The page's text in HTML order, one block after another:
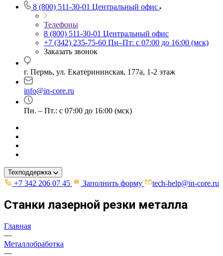
8 (800) 511-30-01 Центральный офис
Телефоны
8 (800) 511-30-01 Центральный офис
+7 (342) 235-75-60 Пн–Пт: с 07:00 до 16:00 (мск)
Заказать звонок
г. Пермь, ул. ​Екатерининская, 177а, ​1-2 этаж
info@in-core.ru
Пн. – Пт.: с 07:00 до 16:00 (мск)
Техподдержка
+7 342 206 07 45 Заполнить форму tech-help@in-core.ru
Станки лазерной резки металла
Главная
—
Металлобработка
—